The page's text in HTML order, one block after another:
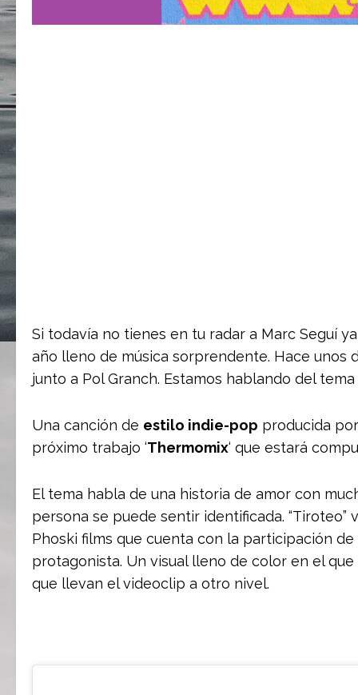
Si todavía no tienes en tu radar a Marc Seguí
año lleno de música sorprendente. Hace unos
junto a Pol Granch. Estamos hablando del tema
Una canción de estilo indie-pop producida
próximo trabajo ‘Thermomix‘ que estará
El tema habla de una historia de amor con
persona se puede sentir identificada.
Phoski films que cuenta con la participación
protagonista. Un visual lleno de color en el
que llevan el videoclip a otro nivel.